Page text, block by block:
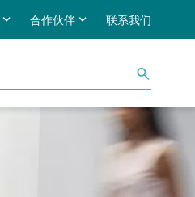
合作伙伴 联系我们